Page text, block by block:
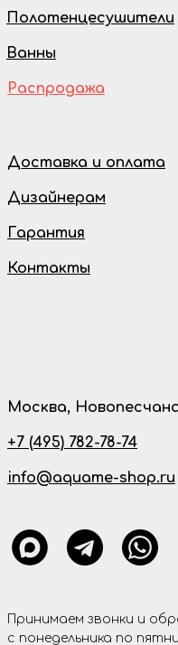
Дизайнерам
Доставка и оплата
Гарантия
Контакты
Распродажа
Полотенцесушители
Ванны
Москва,
+7 (495) 782-78-74
info@aquame-shop.ru
Принимаем звонки и
с понедельника по